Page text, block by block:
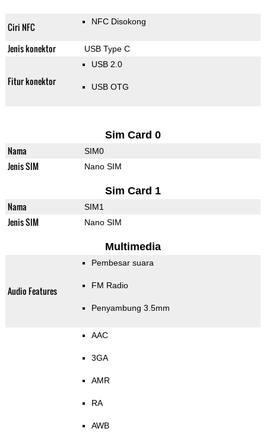
Ciri NFC NFC Disokong
Jenis konektor USB Type C
Fitur konektor
USB 2.0
USB OTG
Sim Card 0
Nama SIM0
Jenis SIM Nano SIM
Sim Card 1
Nama SIM1
Jenis SIM Nano SIM
Multimedia
Audio Features
Pembesar suara
FM Radio
Penyambung 3.5mm
AAC
3GA
AMR
RA
AWB